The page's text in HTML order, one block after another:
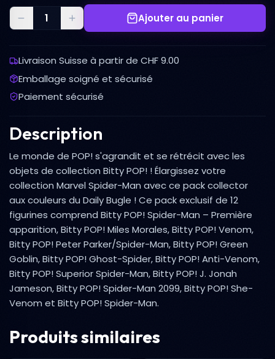
Ajouter au panier
Livraison Suisse à partir de CHF 9.00
Emballage soigné et sécurisé
Paiement sécurisé
Description
Le monde de POP! s'agrandit et se rétrécit avec les
objets de collection Bitty POP! ! Élargissez votre
collection Marvel Spider-Man avec ce pack collector
aux couleurs du Daily Bugle ! Ce pack exclusif de 12
figurines comprend Bitty POP! Spider-Man – Première
apparition, Bitty POP! Miles Morales, Bitty POP! Venom,
Bitty POP! Peter Parker/Spider-Man, Bitty POP! Green
Goblin, Bitty POP! Ghost-Spider, Bitty POP! Anti-Venom,
Bitty POP! Superior Spider-Man, Bitty POP! J. Jonah
Jameson, Bitty POP! Spider-Man 2099, Bitty POP! She-
Venom et Bitty POP! Spider-Man.
Produits similaires